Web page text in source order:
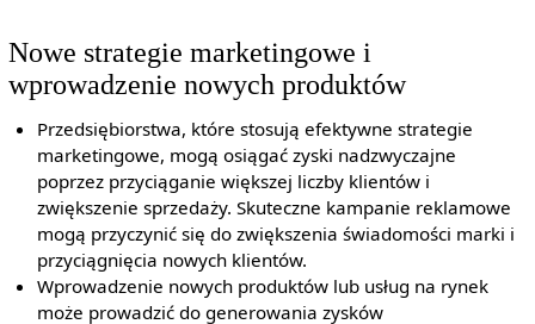
Nowe strategie marketingowe i
wprowadzenie nowych produktów
Przedsiębiorstwa, które stosują efektywne strategie
marketingowe, mogą osiągać zyski nadzwyczajne
poprzez przyciąganie większej liczby klientów i
zwiększenie sprzedaży. Skuteczne kampanie reklamowe
mogą przyczynić się do zwiększenia świadomości marki i
przyciągnięcia nowych klientów.
Wprowadzenie nowych produktów lub usług na rynek
może prowadzić do generowania zysków